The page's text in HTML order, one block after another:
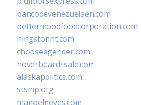
bancodevenezuelaen.com
bettermoodfoodcorporation.com
hingstonnt.com
chooseagender.com
hoverboardssale.com
alaskapolitics.com
stsmp.org
manoelneves.com